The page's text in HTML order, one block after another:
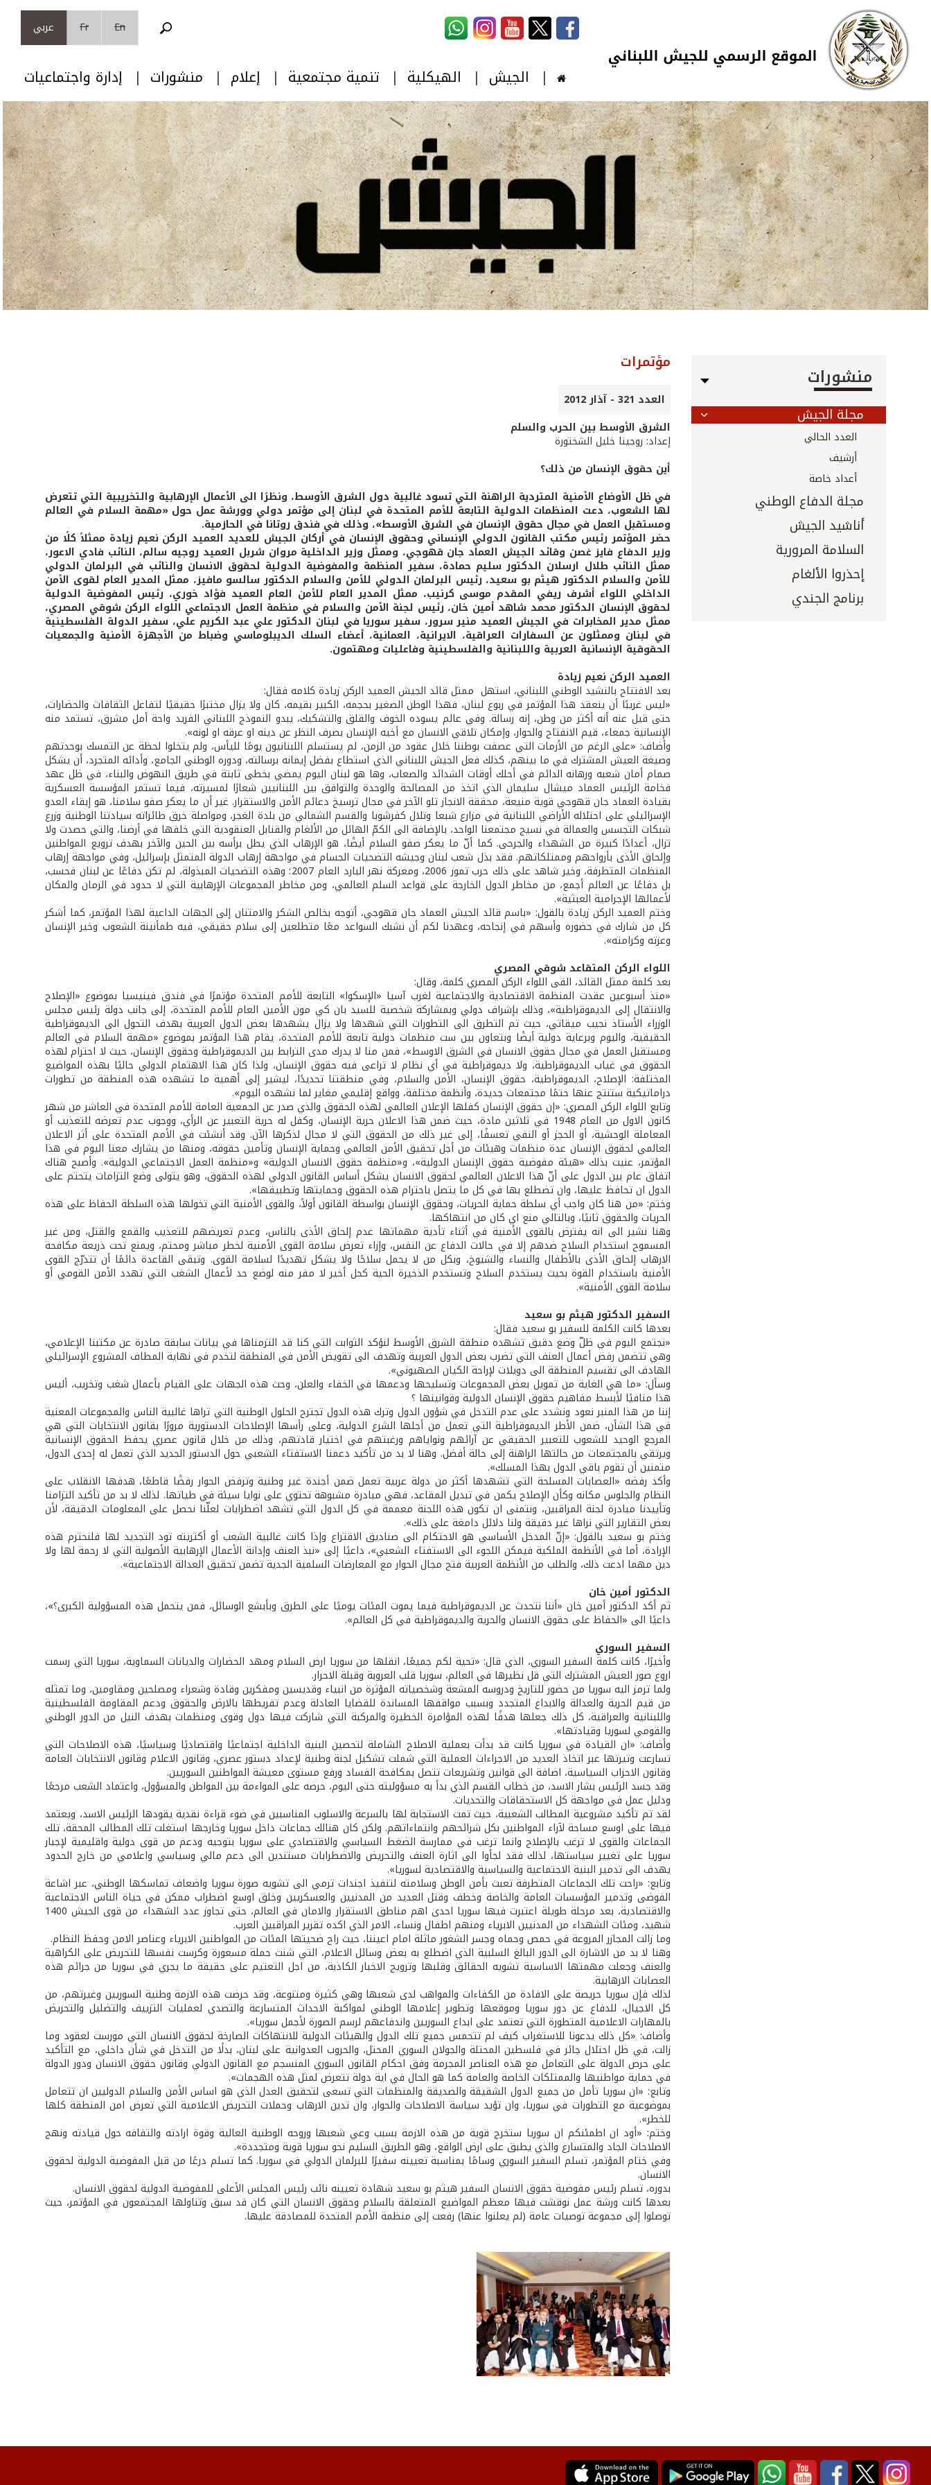
تجاوز إلى المحتوى الرئيسي
Skip to navigation
En
Fr عربي
الجيش الهيكلية تنمية مجتمعية إعلام منشورات إدارة واجتماعيات
منشورات
مجلة الجيش
العدد الحالي
أرشيف
أعداد خاصة
مجلة الدفاع الوطني
أناشيد الجيش
السلامة المرورية
إحذروا الألغام
برنامج الجندي
مؤتمرات
العدد 321 - آذار 2012
الشرق الأوسط بين الحرب والسلم
إعداد: روجينا خليل الشختورة
أين حقوق الإنسان من ذلك؟
في ظل الأوضاع الأمنية المتردية الراهنة التي تسود غالبية دول الشرق الأوسط، ونظرًا الى الأعمال الإرهابية والتخريبية التي تتعرض
لها الشعوب، دعت المنظمات الدولية التابعة للأمم المتحدة في لبنان إلى مؤتمر دولي وورشة عمل حول «مهمة السلام في العالم
ومستقبل العمل في مجال حقوق الإنسان في الشرق الأوسط»، وذلك في فندق روتانا في الحازمية.
حضر المؤتمر رئيس مكتب القانون الدولي الإنساني وحقوق الإنسان في أركان الجيش للعديد العميد الركن نعيم زيادة ممثلاً كلًا من
وزير الدفاع فايز غصن وقائد الجيش العماد جان قهوجي، وممثل وزير الداخلية مروان شربل العميد روجيه سالم، النائب فادي الاعور،
ممثل النائب طلال ارسلان الدكتور سليم حمادة، سفير المنظمة والمفوضية الدولية لحقوق الانسان والنائب في البرلمان الدولي
للأمن والسلام الدكتور هيثم بو سعيد، رئيس البرلمان الدولي للأمن والسلام الدكتور سالسو مافيز، ممثل المدير العام لقوى الأمن
الداخلي اللواء أشرف ريفي المقدم موسى كرنيب، ممثل المدير العام للأمن العام العميد فؤاد خوري، رئيس المفوضية الدولية
لحقوق الإنسان الدكتور محمد شاهد أمين خان، رئيس لجنة الأمن والسلام في منظمة العمل الاجتماعي اللواء الركن شوقي المصري،
ممثل مدير المخابرات في الجيش العميد منير سرور، سفير سوريا في لبنان الدكتور علي عبد الكريم علي، سفير الدولة الفلسطينية
في لبنان وممثلون عن السفارات العراقية، الايرانية، العمانية، أعضاء السلك الديبلوماسي وضباط من الأجهزة الأمنية والجمعيات
الحقوقية الإنسانية العربية واللبنانية والفلسطينية وفاعليات ومهتمون.
العميد الركن نعيم زيادة
بعد الافتتاح بالنشيد الوطني اللبناني، استهل ممثل قائد الجيش العميد الركن زيادة كلامه فقال:
«ليس غريبًا أن ينعقد هذا المؤتمر في ربوع لبنان، فهذا الوطن الصغير بحجمه، الكبير بقيمه، كان ولا يزال مختبرًا حقيقيًا لتفاعل الثقافات والحضارات،
حتى قيل عنه أنه أكثر من وطن، إنه رسالة. وفي عالم يسوده الخوف والقلق والتشكيك، يبدو النموذج اللبناني الفريد واحة أمل مشرق، تستمد منه
الإنسانية جمعاء، قيم الانفتاح والحوار، وإمكان تلاقي الانسان مع أخيه الإنسان بصرف النظر عن دينه او عرقه او لونه».
وأضاف: «على الرغم من الأزمات التي عصفت بوطننا خلال عقود من الزمن، لم يستسلم اللبنانيون يومًا لليأس، ولم يتخلوا لحظة عن التمسك بوحدتهم
وصيغة العيش المشترك في ما بينهم، كذلك فعل الجيش اللبناني الذي استطاع بفضل إيمانه برسالته، ودوره الوطني الجامع، وأدائه المتجرد، أن يشكل
صمام أمان شعبه ورهانه الدائم في أحلك أوقات الشدائد والصعاب، وها هو لبنان اليوم يمضي بخطى ثابتة في طريق النهوض والبناء، في ظل عهد
فخامة الرئيس العماد ميشال سليمان الذي اتخذ من المصالحة والوحدة والتوافق بين اللبنانيين شعارًا لمسيرته، فيما تستمر المؤسسة العسكرية
بقيادة العماد جان قهوجي قوية منيعة، محققة الانجاز تلو الآخر في مجال ترسيخ دعائم الأمن والاستقرار. غير أن ما يعكر صفو سلامنا، هو إبقاء العدو
الإسرائيلي على احتلاله الأراضي اللبنانية في مزارع شبعا وتلال كفرشوبا والقسم الشمالي من بلدة الغجر، ومواصلة خرق طائراته سيادتنا الوطنية وزرع
شبكات التجسس والعمالة في نسيج مجتمعنا الواحد، بالإضافة الى الكمّ الهائل من الألغام والقنابل العنقودية التي خلفها في أرضنا، والتي حصدت ولا
تزال، أعدادًا كبيرة من الشهداء والجرحى. كما أنّ ما يعكر صفو السلام أيضًا، هو الإرهاب الذي يطل برأسه بين الحين والآخر بهدف ترويع المواطنين
وإلحاق الأذى بأرواحهم وممتلكاتهم. فقد بذل شعب لبنان وجيشه التضحيات الجسام في مواجهة إرهاب الدولة المتمثل بإسرائيل، وفي مواجهة إرهاب
المنظمات المتطرفة، وخير شاهد على ذلك حرب تموز 2006، ومعركة نهر البارد العام 2007؛ وهذه التضحيات المبذولة، لم تكن دفاعًا عن لبنان فحسب،
بل دفاعًا عن العالم أجمع، من مخاطر الدول الخارجة على قواعد السلم العالمي، ومن مخاطر المجموعات الإرهابية التي لا حدود في الزمان والمكان
لأعمالها الإجرامية العبثية».
وختم العميد الركن زيادة بالقول: «باسم قائد الجيش العماد جان قهوجي، أتوجه بخالص الشكر والامتنان إلى الجهات الداعية لهذا المؤتمر، كما أشكر
كل من شارك في حضوره وأسهم في إنجاحه، وعهدنا لكم أن نشبك السواعد معًا متطلعين إلى سلام حقيقي، فيه طمأنينة الشعوب وخير الإنسان
وعزته وكرامته».
اللواء الركن المتقاعد شوقي المصري
بعد كلمة ممثل القائد، القى اللواء الركن المصري كلمة، وقال:
«منذ أسبوعين عقدت المنظمة الاقتصادية والاجتماعية لغرب آسيا «الإسكوا» التابعة للأمم المتحدة مؤتمرًا في فندق فينيسيا بموضوع «الإصلاح
والانتقال إلى الديموقراطية»، وذلك بإشراف دولي وبمشاركة شخصية للسيد بان كي مون الأمين العام للأمم المتحدة، إلى جانب دولة رئيس مجلس
الوزراء الأستاذ نجيب ميقاتي، حيث تم التطرق الى التطورات التي شهدها ولا يزال يشهدها بعض الدول العربية بهدف التحول الى الديموقراطية
الحقيقية، واليوم وبرعاية دولية أيضًا وبتعاون بين ست منظمات دولية تابعة للأمم المتحدة، يقام هذا المؤتمر بموضوع «مهمة السلام في العالم
ومستقبل العمل في مجال حقوق الانسان في الشرق الاوسط»، فمن منا لا يدرك مدى الترابط بين الديموقراطية وحقوق الإنسان، حيث لا احترام لهذه
الحقوق في غياب الديموقراطية، ولا ديموقراطية في أي نظام لا تراعى فيه حقوق الإنسان، ولذا كان هذا الاهتمام الدولي حاليًا بهذه المواضيع
المختلفة: الإصلاح، الديموقراطية، حقوق الإنسان، الأمن والسلام، وفي منطقتنا تحديدًا، ليشير إلى أهمية ما تشهده هذه المنطقة من تطورات
دراماتيكية ستنتج عنها حتمًا مجتمعات جديدة، وأنظمة مختلفة، وواقع إقليمي مغاير لما نشهده اليوم».
وتابع اللواء الركن المصري: «إن حقوق الإنسان كفلها الإعلان العالمي لهذه الحقوق والذي صدر عن الجمعية العامة للأمم المتحدة في العاشر من شهر
كانون الاول من العام 1948 في ثلاثين مادة، حيث ضمن هذا الاعلان حرية الإنسان، وكفل له حرية التعبير عن الرأي، ووجوب عدم تعرضه للتعذيب أو
المعاملة الوحشية، أو الحجز أو النفي تعسفًا، إلى غير ذلك من الحقوق التي لا مجال لذكرها الآن. وقد أنشئت في الأمم المتحدة على أثر الاعلان
العالمي لحقوق الإنسان عدة منظمات وهيئات من أجل تحقيق الأمن العالمي وحماية الإنسان وتأمين حقوقه، ومنها من يشارك معنا اليوم في هذا
المؤتمر، عنيت بذلك «هيئة مفوضية حقوق الإنسان الدولية»، و«منظمة حقوق الانسان الدولية» و«منظمة العمل الاجتماعي الدولية». وأصبح هناك
اتفاق عام بين الدول على أنّ هذا الاعلان العالمي لحقوق الانسان يشكل أساس القانون الدولي لهذه الحقوق، وهو يتولى وضع التزامات يتحتم على
الدول ان تحافظ عليها، وان تضطلع بها في كل ما يتصل باحترام هذه الحقوق وحمايتها وتطبيقها».
وختم: «من هنا كان واجب أي سلطة حماية الحريات، وحقوق الإنسان بواسطة القانون أولاً، والقوى الأمنية التي تخولها هذه السلطة الحفاظ على هذه
الحريات والحقوق ثانيًا، وبالتالي منع اي كان من انتهاكها.
وهنا نشير الى انه يفترض بالقوى الأمنية في أثناء تأدية مهماتها عدم إلحاق الأذى بالناس، وعدم تعريضهم للتعذيب والقمع والقتل، ومن غير
المسموح استخدام السلاح ضدهم إلا في حالات الدفاع عن النفس، وإزاء تعرض سلامة القوى الأمنية لخطر مباشر ومحتم، ويمنع تحت ذريعة مكافحة
الارهاب إلحاق الأذى بالأطفال والنساء والشيوخ، وبكل من لا يحمل سلاحًا ولا يشكل تهديدًا لسلامة القوى. وتبقى القاعدة دائمًا أن تتدرّج القوى
الأمنية باستخدام القوة بحيث يستخدم السلاح وتستخدم الذخيرة الحية كحل أخير لا مفر منه لوضع حد لأعمال الشغب التي تهدد الأمن القومي أو
سلامة القوى الأمنية».
السفير الدكتور هيثم بو سعيد
بعدها كانت الكلمة للسفير بو سعيد فقال:
«نجتمع اليوم في ظلّ وضع دقيق تشهده منطقة الشرق الأوسط لنؤكد الثوابت التي كنا قد التزمناها في بيانات سابقة صادرة عن مكتبنا الإعلامي،
وهي تتضمن رفض أعمال العنف التي تضرب بعض الدول العربية وتهدف الى تقويض الأمن في المنطقة لتخدم في نهاية المطاف المشروع الإسرائيلي
الهادف الى تقسيم المنطقة الى دويلات لإراحة الكيان الصهيوني».
وسأل: «ما هي الغاية من تمويل بعض المجموعات وتسليحها ودعمها في الخفاء والعلن، وحث هذه الجهات على القيام بأعمال شغب وتخريب، أليس
هذا منافيًا لأبسط مفاهيم حقوق الإنسان الدولية وقوانينها ؟
إننا من هذا المنبر نعود ونشدد على عدم التدخل في شؤون الدول وترك هذه الدول تجترح الحلول الوطنية التي تراها غالبية الناس والمجموعات المعنية
في هذا الشأن، ضمن الأطر الديموقراطية التي تعمل من أجلها الشرع الدولية، وعلى رأسها الإصلاحات الدستورية مرورًا بقانون الانتخابات التي هي
المرجع الوحيد للشعوب للتعبير الحقيقي عن آرائهم ونواياهم ورغبتهم في اختيار قادتهم، وذلك من خلال قانون عصري يحفظ الحقوق الإنسانية
ويرتقي بالمجتمعات من حالتها الراهنة إلى حالة أفضل. وهنا لا بد من تأكيد دعمنا الاستفتاء الشعبي حول الدستور الجديد الذي تعمل له إحدى الدول،
متمنين أن تقوم باقي الدول بهذا المسلك».
وأكد رفضه «العصابات المسلحة التي تشهدها أكثر من دولة عربية تعمل ضمن أجندة غير وطنية وترفض الحوار رفضًا قاطعًا، هدفها الانقلاب على
النظام والجلوس مكانه وكأن الإصلاح يكمن في تبديل المقاعد، فهي مبادرة مشبوهة تحتوي على نوايا سيئة في طياتها. لذلك لا بد من تأكيد التزامنا
وتأييدنا مبادرة لجنة المراقبين، ونتمنى ان تكون هذه اللجنة معممة في كل الدول التي تشهد اضطرابات لعلّنا نحصل على المعلومات الدقيقة، لأن
بعض التقارير التي نراها غير دقيقة ولنا دلائل دامغة على ذلك».
وختم بو سعيد بالقول: «إنّ المدخل الأساسي هو الاحتكام الى صناديق الاقتراع وإذا كانت غالبية الشعب أو أكثريته تود التجديد لها فلنحترم هذه
الإرادة، أما في الأنظمة الملكية فيمكن اللجوء الى الاستفتاء الشعبي»، داعيًا إلى «نبذ العنف وإدانة الأعمال الإرهابية الأصولية التي لا رحمة لها ولا
دين مهما ادعت ذلك، والطلب من الأنظمة العربية فتح مجال الحوار مع المعارضات السلمية الجدية تضمن تحقيق العدالة الاجتماعية».
الدكتور أمين خان
ثم أكد الدكتور أمين خان «أننا نتحدث عن الديموقراطية فيما يموت المئات يوميًا على الطرق وبأبشع الوسائل، فمن يتحمل هذه المسؤولية الكبرى؟»،
داعيًا الى «الحفاظ على حقوق الانسان والحرية والديموقراطية في كل العالم».
السفير السوري
وأخيرًا، كانت كلمة السفير السوري، الذي قال: «تحية لكم جميعًا، انقلها من سوريا ارض السلام ومهد الحضارات والديانات السماوية، سوريا التي رسمت
اروع صور العيش المشترك التي قل نظيرها في العالم، سوريا قلب العروبة وقبلة الاحرار.
ولما ترمز اليه سوريا من حضور للتاريخ ودروسه المشعة وشخصياته المؤثرة من انبياء وقديسين ومفكرين وقادة وشعراء ومصلحين ومقاومين، وما تمثله
من قيم الحرية والعدالة والابداع المتجدد وبسبب مواقفها المساندة للقضايا العادلة وعدم تفريطها بالارض والحقوق ودعم المقاومة الفلسطينية
واللبنانية والعراقية، كل ذلك جعلها هدفًا لهذه المؤامرة الخطيرة والمركبة التي شاركت فيها دول وقوى ومنظمات بهدف النيل من الدور الوطني
والقومي لسوريا وقيادتها».
وأضاف: «ان القيادة في سوريا كانت قد بدأت بعملية الاصلاح الشاملة لتحصين البنية الداخلية اجتماعيًا واقتصاديًا وسياسيًا، هذه الاصلاحات التي
تسارعت وتيرتها عبر اتخاذ العديد من الاجراءات العملية التي شملت تشكيل لجنة وطنية لإعداد دستور عصري، وقانون الاعلام وقانون الانتخابات العامة
وقانون الاحزاب السياسية، اضافة الى قوانين وتشريعات تتصل بمكافحة الفساد ورفع مستوى معيشة المواطنين السوريين.
وقد جسد الرئيس بشار الاسد، من خطاب القسم الذي بدأ به مسؤوليته حتى اليوم، حرصه على المواءمة بين المواطن والمسؤول، واعتماد الشعب مرجعًا
ودليل عمل في مواجهة كل الاستحقاقات والتحديات.
لقد تم تأكيد مشروعية المطالب الشعبية، حيث تمت الاستجابة لها بالسرعة والاسلوب المناسبين في ضوء قراءة نقدية يقودها الرئيس الاسد، ويعتمد
فيها على اوسع مساحة لآراء المواطنين بكل شرائحهم وانتماءاتهم. ولكن كان هنالك جماعات داخل سوريا وخارجها استغلت تلك المطالب المحقة، تلك
الجماعات والقوى لا ترغب بالإصلاح وانما ترغب في ممارسة الضغط السياسي والاقتصادي على سوريا بتوجيه ودعم من قوى دولية واقليمية لإجبار
سوريا على تغيير سياستها، لذلك فقد لجأوا الى اثارة العنف والتحريض والاضطرابات مستندين الى دعم مالي وسياسي واعلامي من خارج الحدود
يهدف الى تدمير البنية الاجتماعية والسياسية والاقتصادية لسوريا».
وتابع: «راحت تلك الجماعات المتطرفة تعبث بأمن الوطن وسلامته لتنفيذ اجندات ترمي الى تشويه صورة سوريا واضعاف تماسكها الوطني، عبر اشاعة
الفوضى وتدمير المؤسسات العامة والخاصة وخطف وقتل العديد من المدنيين والعسكريين وخلق اوسع اضطراب ممكن في حياة الناس الاجتماعية
والاقتصادية، بعد مرحلة طويلة اعتبرت فيها سوريا احدى اهم مناطق الاستقرار والامان في العالم، حتى تجاوز عدد الشهداء من قوى الجيش 1400
شهيد، ومئات الشهداء من المدنيين الابرياء ومنهم اطفال ونساء، الامر الذي اكده تقرير المراقبين العرب.
وما زالت المجازر المروعة في حمص وحماه وجسر الشغور ماثلة امام اعيننا، حيث راح ضحيتها المئات من المواطنين الابرياء وعناصر الامن وحفظ النظام.
وهنا لا بد من الاشارة الى الدور البالغ السلبية الذي اضطلع به بعض وسائل الاعلام، التي شنت حملة مسعورة وكرست نفسها للتحريض على الكراهية
والعنف وجعلت مهمتها الاساسية تشويه الحقائق وقلبها وترويج الاخبار الكاذبة، من اجل التعتيم على حقيقة ما يجري في سوريا من جرائم هذه
العصابات الارهابية.
لذلك فإن سوريا حريصة على الافادة من الكفاءات والمواهب لدى شعبها وهي كثيرة ومتنوعة، وقد حرضت هذه الازمة وطنية السوريين وغيرتهم، من
كل الاجيال، للدفاع عن دور سوريا وموقعها وتطوير إعلامها الوطني لمواكبة الاحداث المتسارعة والتصدي لعمليات التزييف والتضليل والتحريض
بالمهارات الاعلامية المتطورة التي تعتمد على ابداع السوريين واندفاعهم لرسم الصورة لأجمل سوريا».
وأضاف: «كل ذلك يدعونا للاستغراب كيف لم تتحمس جميع تلك الدول والهيئات الدولية للانتهاكات الصارخة لحقوق الانسان التي مورست لعقود وما
زالت، في ظل احتلال جائر في فلسطين المحتلة والجولان السوري المحتل، والحروب العدوانية على لبنان، بدلًا من التدخل في شأن داخلي، مع التأكيد
على حرص الدولة على التعامل مع هذه العناصر المجرمة وفق احكام القانون السوري المنسجم مع القانون الدولي وقانون حقوق الانسان ودور الدولة
في حماية مواطنيها والممتلكات الخاصة والعامة كما هو الحال في اية دولة تتعرض لمثل هذه الهجمات».
وتابع: «ان سوريا تأمل من جميع الدول الشقيقة والصديقة والمنظمات التي تسعى لتحقيق العدل الذي هو اساس الأمن والسلام الدوليين ان تتعامل
بموضوعية مع التطورات في سوريا، وان تؤيد سياسة الاصلاحات والحوار، وان تدين الارهاب وحملات التحريض الاعلامية التي تعرض امن المنطقة كلها
للخطر».
وختم: «أود ان اطمئنكم ان سوريا ستخرج قوية من هذه الازمة بسبب وعي شعبها وروحه الوطنية العالية وقوة ارادته والتفافه حول قيادته ونهج
الاصلاحات الجاد والمتسارع والذي يطبق على ارض الواقع، وهو الطريق السليم نحو سوريا قوية ومتجددة».
وفي ختام المؤتمر، تسلم السفير السوري وسامًا بمناسبة تعيينه سفيرًا للبرلمان الدولي في سوريا. كما تسلم درعًا من قبل المفوضية الدولية لحقوق
الانسان.
بدوره، تسلم رئيس مفوضية حقوق الانسان السفير هيثم بو سعيد شهادة تعيينه نائب رئيس المجلس الأعلى للمفوضية الدولية لحقوق الانسان.
بعدها كانت ورشة عمل نوقشت فيها معظم المواضيع المتعلقة بالسلام وحقوق الانسان التي كان قد سبق وتناولها المجتمعون في المؤتمر، حيث
توصلوا إلى مجموعة توصيات عامة (لم يعلنوا عنها) رفعت إلى منظمة الأمم المتحدة للمصادقة عليها.